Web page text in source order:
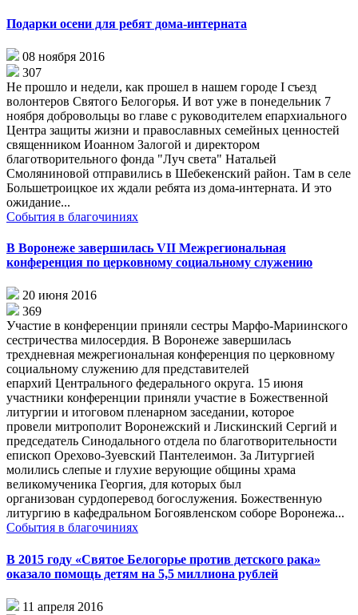
Подарки осени для ребят дома-интерната
08 ноября 2016
307
Не прошло и недели, как прошел в нашем городе I съезд
волонтеров Святого Белогорья. И вот уже в понедельник 7
ноября добровольцы во главе с руководителем епархиального
Центра защиты жизни и православных семейных ценностей
священником Иоанном Залогой и директором
благотворительного фонда "Луч света" Натальей
Смоляниновой отправились в Шебекенский район. Там в селе
Большетроицкое их ждали ребята из дома-интерната. И это
ожидание...
События в благочиниях
В Воронеже завершилась VII Межрегиональная
конференция по церковному социальному служению
20 июня 2016
369
Участие в конференции приняли сестры Марфо-Мариинского
сестричества милосердия. В Воронеже завершилась
трехдневная межрегиональная конференция по церковному
социальному служению для представителей
епархий Центрального федерального округа. 15 июня
участники конференции приняли участие в Божественной
литургии и итоговом пленарном заседании, которое
провели митрополит Воронежский и Лискинский Сергий и
председатель Синодального отдела по благотворительности
епископ Орехово-Зуевский Пантелеимон. За Литургией
молились слепые и глухие верующие общины храма
великомученика Георгия, для которых был
организован сурдоперевод богослужения. Божественную
литургию в кафедральном Богоявленском соборе Воронежа...
События в благочиниях
В 2015 году «Святое Белогорье против детского рака»
оказало помощь детям на 5,5 миллиона рублей
11 апреля 2016